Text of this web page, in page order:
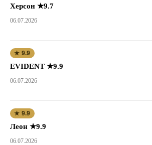
Херсон ★9.7
06.07.2026
★ 9.9
EVIDENT ★9.9
06.07.2026
★ 9.9
Леон ★9.9
06.07.2026